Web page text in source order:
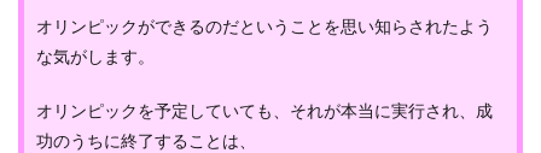
オリンピックができるのだということを思い知らされたよう
な気がします。
オリンピックを予定していても、それが本当に実行され、成
功のうちに終了することは、